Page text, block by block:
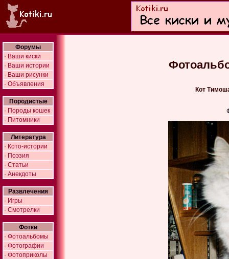
Форумы
· Ваши киски
· Ваши истории
· Ваши рисунки
· Объявления
Породистые
· Породы кошек
· Питомники
Литература
· Кото-истории
· Поэзия
· Статьи
· Анекдоты
Развлечения
· Игры
· Смотрелки
Фотки
· Фотоальбомы
· Фотографии
· Фотоприколы
Кот